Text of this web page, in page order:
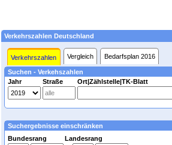
Verkehrszahlen Deutschland
Verkehrszahlen Vergleich Bedarfsplan 2016
Suchen - Verkehszahlen
Jahr
Straße Ort|Zählstelle|TK-Blatt
Suchergebnisse einschränken
Bundesrang Landesrang